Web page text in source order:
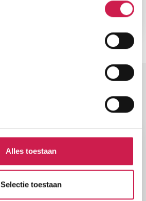
Alles toestaan
Selectie toestaan